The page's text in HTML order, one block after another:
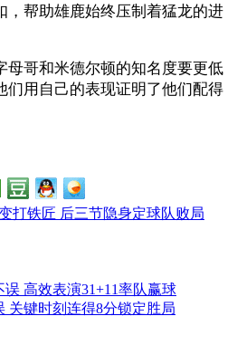
，帮助雄鹿始终压制着猛龙的进
哥和米德尔顿的知名度要更低
们用自己的表现证明了他们配得
打铁匠 后三节隐身定球队败局
高效表演31+11率队赢球
关键时刻连得8分锁定胜局